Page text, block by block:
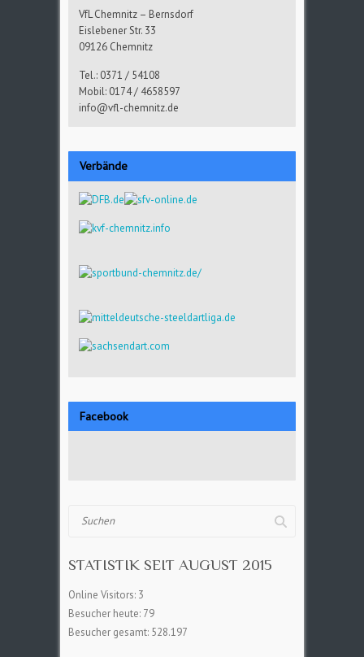
VfL Chemnitz – Bernsdorf
Eislebener Str. 33
09126 Chemnitz
Tel.: 0371 / 54108
Mobil: 0174 / 4658597
info@vfl-chemnitz.de
Verbände
Facebook
STATISTIK SEIT AUGUST 2015
Online Visitors: 3
Besucher heute: 79
Besucher gesamt: 528.197